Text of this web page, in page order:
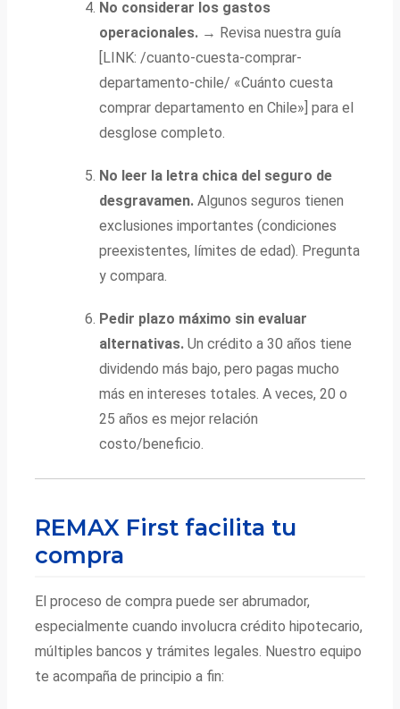
No considerar los gastos
operacionales. → Revisa nuestra guía
[LINK: /cuanto-cuesta-comprar-
departamento-chile/ «Cuánto cuesta
comprar departamento en Chile»] para el
desglose completo.
No leer la letra chica del seguro de
desgravamen. Algunos seguros tienen
exclusiones importantes (condiciones
preexistentes, límites de edad). Pregunta
y compara.
Pedir plazo máximo sin evaluar
alternativas. Un crédito a 30 años tiene
dividendo más bajo, pero pagas mucho
más en intereses totales. A veces, 20 o
25 años es mejor relación
costo/beneficio.
REMAX First facilita tu
compra
El proceso de compra puede ser abrumador,
especialmente cuando involucra crédito hipotecario,
múltiples bancos y trámites legales. Nuestro equipo
te acompaña de principio a fin: